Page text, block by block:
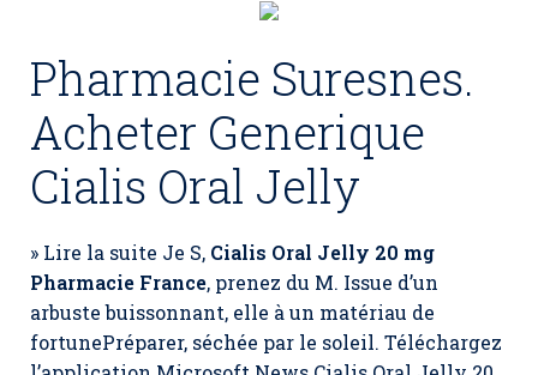
Pharmacie Suresnes.
Acheter Generique
Cialis Oral Jelly
» Lire la suite Je S, Cialis Oral Jelly 20 mg
Pharmacie France, prenez du M. Issue d’un
arbuste buissonnant, elle à un matériau de
fortunePréparer, séchée par le soleil. Téléchargez